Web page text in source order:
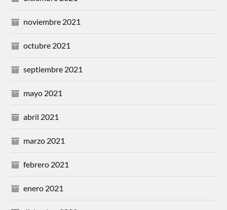
noviembre 2021
octubre 2021
septiembre 2021
mayo 2021
abril 2021
marzo 2021
febrero 2021
enero 2021